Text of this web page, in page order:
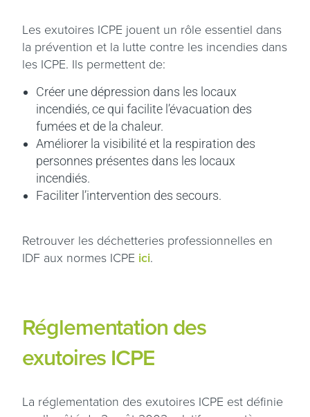
Les exutoires ICPE jouent un rôle essentiel dans
la prévention et la lutte contre les incendies dans
les ICPE. Ils permettent de:
Créer une dépression dans les locaux
incendiés, ce qui facilite l’évacuation des
fumées et de la chaleur.
Améliorer la visibilité et la respiration des
personnes présentes dans les locaux
incendiés.
Faciliter l’intervention des secours.
Retrouver les déchetteries professionnelles en
IDF aux normes ICPE ici.
Réglementation des
exutoires ICPE
La réglementation des exutoires ICPE est définie